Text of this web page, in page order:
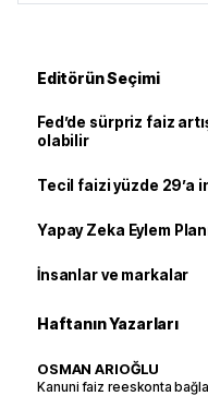
Editörün Seçimi
Fed’de sürpriz faiz
olabilir
Tecil faizi yüzde 29’a
Yapay Zeka Eylem
İnsanlar ve markalar
Haftanın Yazarları
OSMAN ARIOĞLU
Kanuni faiz reeskonta